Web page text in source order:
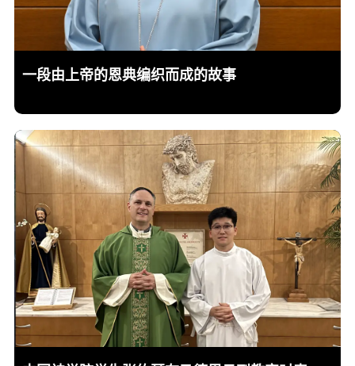
一段由上帝的恩典编织而成的故事